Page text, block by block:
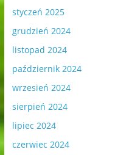
styczeń 2025
grudzień 2024
listopad 2024
październik 2024
wrzesień 2024
sierpień 2024
lipiec 2024
czerwiec 2024